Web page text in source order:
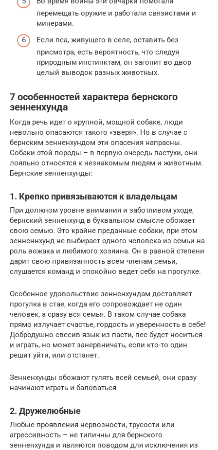
перемещать оружие и работали связистами и
минерами.
Если пса, живущего в селе, оставить без
присмотра, есть вероятность, что следуя
природным инстинктам, он загонит во двор
целый выводок разных животных.
7 особенностей характера бернского
зенненхунда
Когда речь идет о крупной, мощной собаке, люди
невольно опасаются такого «зверя». Но в случае с
бернским зенненхундом эти опасения напрасны.
Собаки этой породы – в первую очередь пастухи, они
лояльно относятся к незнакомым людям и животным.
Бернские зенненхунды:
1. Крепко привязываются к владельцам
При должном уровне внимания и заботливом уходе,
бернский зенненхунд в буквальном смысле обожает
свою семью. Это крайне преданные собаки, при этом
зенненнхунд не выбирает одного человека из семьи на
роль вожака и любимого хозяина. Он в равной степени
дарит свою привязанность всем членам семьи,
слушается команд и спокойно ведет себя на прогулке.
Особенное удовольствие зенненхундам доставляет
прогулка в стае, когда его сопровождает не один
человек, а сразу вся семья. В таком случае собака
прямо излучает счастье, гордость и уверенность в себе!
Добродушно свесив язык из пасти, пес будет носиться
и играть, но может занервничать, если кто-то один
решит уйти, или отстанет.
Зенненхунды обожают гулять всей семьей, они сразу
начинают играть и баловаться
2. Дружелюбные
Любые проявления нервозности, трусости или
агрессивность – не типичны для бернского
зенненхунда и являются поводом для исключения из